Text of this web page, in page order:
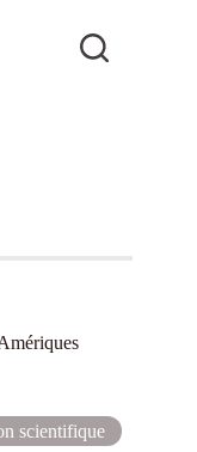
scientifique